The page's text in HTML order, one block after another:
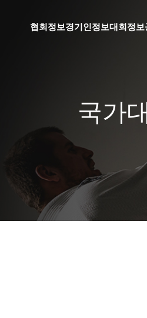
협회정보경기인정보대회정보
국가